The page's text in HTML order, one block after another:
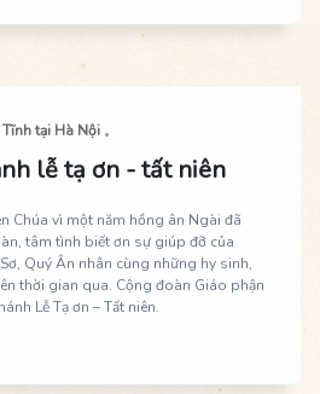
tại Hà Nội
lễ tạ ơn - tất niên
Chúa vì một năm hồng ân Ngài đã
tâm tình biết ơn sự giúp đỡ của
Quý Ân nhân cùng những hy sinh,
thời gian qua. Cộng đoàn Giáo phận
Lễ Tạ ơn – Tất niên.